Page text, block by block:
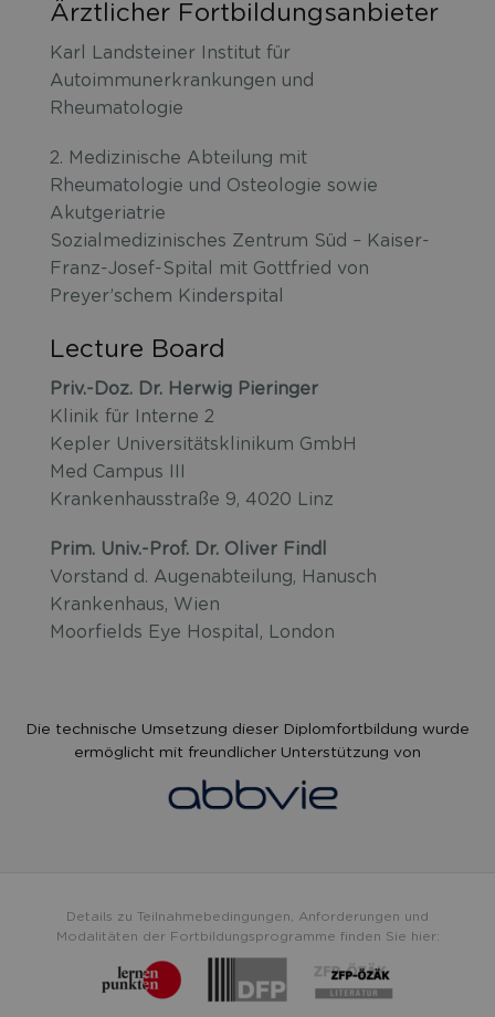
Ärztlicher Fortbildungsanbieter
Karl Landsteiner Institut für
Autoimmunerkrankungen und
Rheumatologie
2. Medizinische Abteilung mit
Rheumatologie und Osteologie sowie
Akutgeriatrie
Sozialmedizinisches Zentrum Süd – Kaiser-
Franz-Josef-Spital mit Gottfried von
Preyer’schem Kinderspital
Lecture Board
Priv.-Doz. Dr. Herwig Pieringer
Klinik für Interne 2
Kepler Universitätsklinikum GmbH
Med Campus III
Krankenhausstraße 9, 4020 Linz
Prim. Univ.-Prof. Dr. Oliver Findl
Vorstand d. Augenabteilung, Hanusch
Krankenhaus, Wien
Moorfields Eye Hospital, London
Die technische Umsetzung dieser Diplomfortbildung wurde
ermöglicht mit freundlicher Unterstützung von
Details zu Teilnahmebedingungen, Anforderungen und
Modalitäten der Fortbildungsprogramme finden Sie hier: